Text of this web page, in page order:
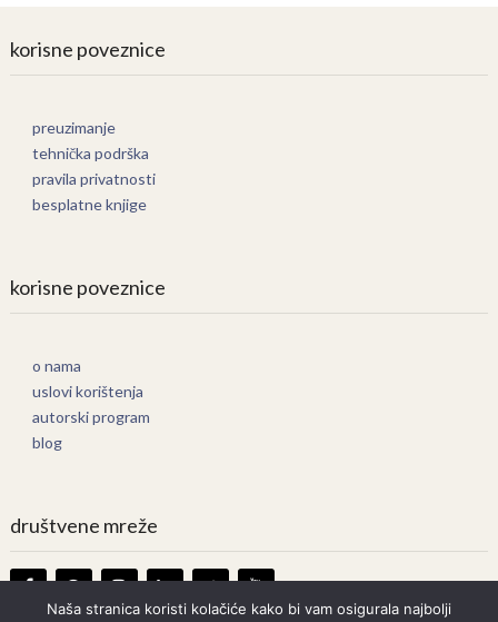
korisne poveznice
preuzimanje
tehnička podrška
pravila privatnosti
besplatne knjige
korisne poveznice
o nama
uslovi korištenja
autorski program
blog
društvene mreže
Naša stranica koristi kolačiće kako bi vam osigurala najbolji